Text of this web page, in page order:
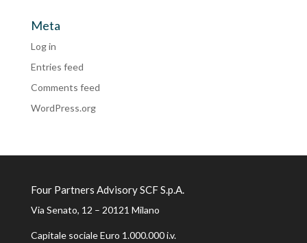
Meta
Log in
Entries feed
Comments feed
WordPress.org
Four Partners Advisory SCF S.p.A.
Via Senato, 12 – 20121 Milano
Capitale sociale Euro 1.000.000 i.v.